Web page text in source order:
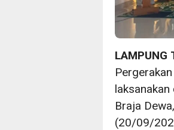
LAMPUNG
Braja
(20/09/